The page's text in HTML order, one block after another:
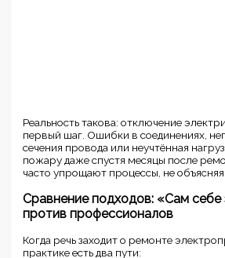
Реальность такова: отключение
первый шаг. Ошибки в соединениях,
сечения провода или неучтённая
пожару даже спустя месяцы после
часто упрощают процессы, не
Сравнение подходов: «Сам себе
против профессионалов
Когда речь заходит о ремонте
практике есть два пути: